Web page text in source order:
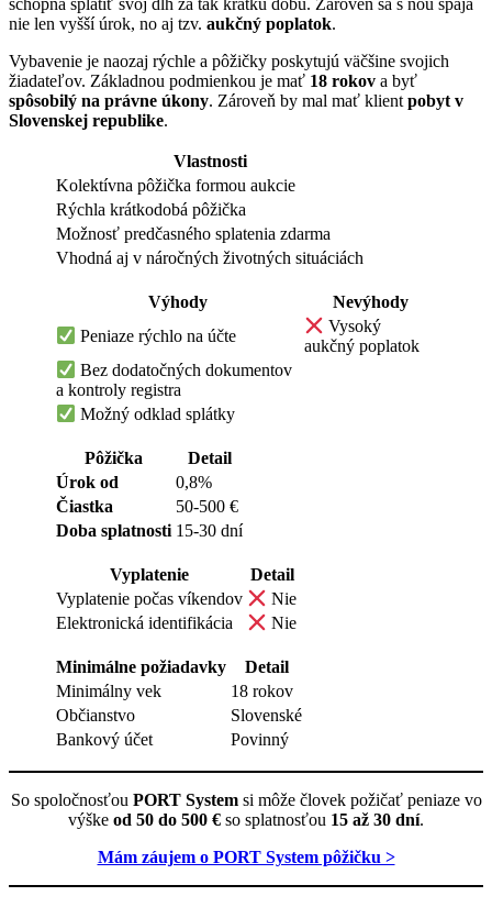
nie len vyšší úrok, no aj tzv. aukčný poplatok.
Vybavenie je naozaj rýchle a pôžičky poskytujú väčšine svojich
žiadateľov. Základnou podmienkou je mať 18 rokov a byť
spôsobilý na právne úkony. Zároveň by mal mať klient pobyt v
Slovenskej republike.
Vlastnosti
Kolektívna pôžička formou aukcie
Rýchla krátkodobá pôžička
Možnosť predčasného splatenia zdarma
Vhodná aj v náročných životných situáciách
Výhody
Nevýhody
Peniaze rýchlo na účte
Vysoký
aukčný poplatok
Bez dodatočných dokumentov
a kontroly registra
Možný odklad splátky
Pôžička
Detail
Úrok od
0,8%
Čiastka
50-500 €
Doba splatnosti 15-30 dní
Vyplatenie
Detail
Vyplatenie počas víkendov
Nie
Elektronická identifikácia
Nie
Minimálne požiadavky
Detail
Minimálny vek
18 rokov
Občianstvo
Slovenské
Bankový účet
Povinný
So spoločnosťou PORT Systemsi môže človek požičať peniaze vo
výške od 50 do 500 € so splatnosťou 15 až 30 dní.
Mám záujem o PORT System pôžičku >